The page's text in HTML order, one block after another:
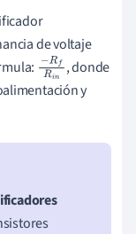
de voltaje
−RfR
in
, donde
y